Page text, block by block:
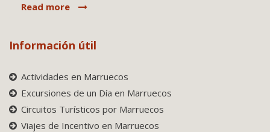
Read more
Información útil
Actividades en Marruecos
Excursiones de un Día en Marruecos
Circuitos Turísticos por Marruecos
Viajes de Incentivo en Marruecos